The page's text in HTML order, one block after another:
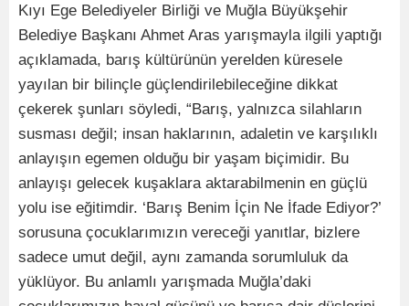
Kıyı Ege Belediyeler Birliği ve Muğla Büyükşehir
Belediye Başkanı Ahmet Aras yarışmayla ilgili yaptığı
açıklamada, barış kültürünün yerelden küresele
yayılan bir bilinçle güçlendirilebileceğine dikkat
çekerek şunları söyledi, “Barış, yalnızca silahların
susması değil; insan haklarının, adaletin ve karşılıklı
anlayışın egemen olduğu bir yaşam biçimidir. Bu
anlayışı gelecek kuşaklara aktarabilmenin en güçlü
yolu ise eğitimdir. ‘Barış Benim İçin Ne İfade Ediyor?’
sorusuna çocuklarımızın vereceği yanıtlar, bizlere
sadece umut değil, aynı zamanda sorumluluk da
yüklüyor. Bu anlamlı yarışmada Muğla’daki